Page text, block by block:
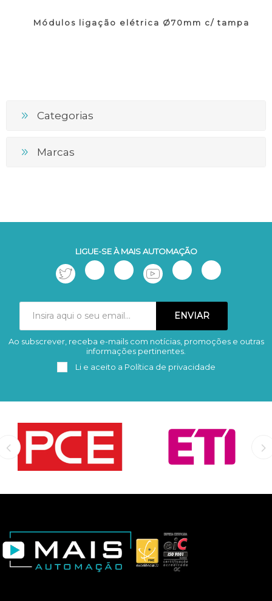
Módulos ligação elétrica Ø70mm c/ tampa
Categorias
Marcas
LIGUE-SE À MAIS AUTOMAÇÃO
Subscrever Remover
Ao subscrever, receba e-mails com notícias, promoções e outras
informações pertinentes.
Li e aceito a Política de privacidade